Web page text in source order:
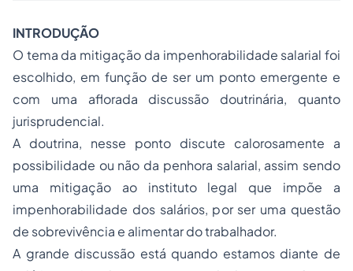
INTRODUÇÃO
O tema da mitigação da impenhorabilidade salarial foi
escolhido, em função de ser um ponto emergente e
com uma aflorada discussão doutrinária, quanto
jurisprudencial.
A doutrina, nesse ponto discute calorosamente a
possibilidade ou não da penhora salarial, assim sendo
uma mitigação ao instituto legal que impõe a
impenhorabilidade dos salários, por ser uma questão
de sobrevivência e alimentar do trabalhador.
A grande discussão está quando estamos diante de